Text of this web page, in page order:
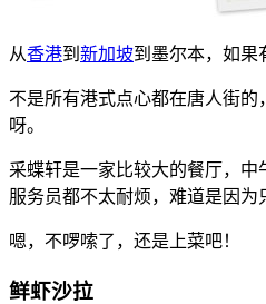
从香港到 新加坡到墨尔本，如果
不是所有港式点心都在唐人街
呀。
采蝶轩是一家比较大的餐厅，
服务员都不太耐烦，难道是因
嗯，不啰嗦了，还是上菜吧！
鲜虾沙拉